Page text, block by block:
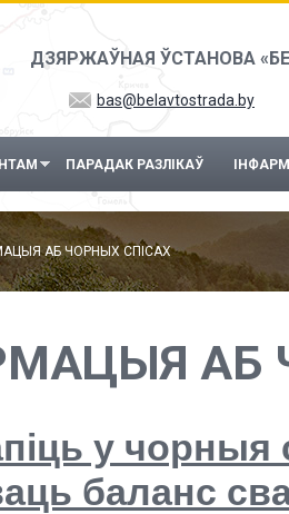
ДЗЯРЖАЎНАЯ ЎСТАНОВА
bas@belavtostrada.by
ПАРАДАК РАЗЛІКАЎ
АБ ЧОРНЫХ СПІСАХ
АБ
у
баланс